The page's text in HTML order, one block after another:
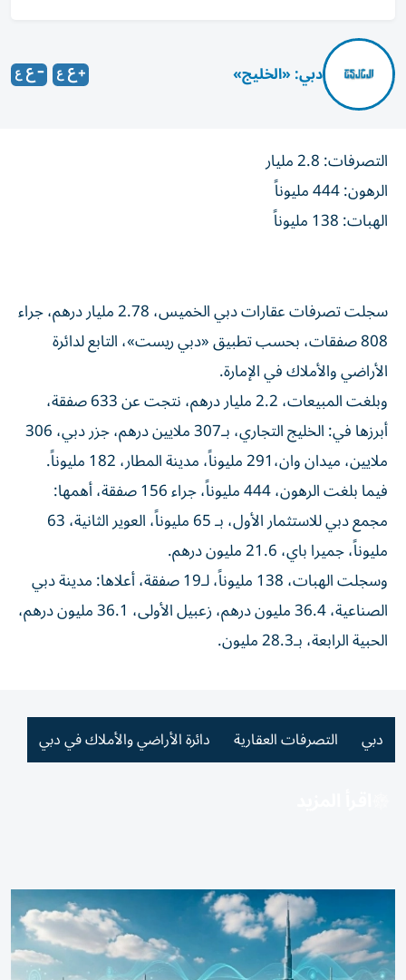
دبي: «الخليج»
التصرفات: 2.8 مليار
الرهون: 444 مليوناً
الهبات: 138 مليوناً
سجلت تصرفات عقارات دبي الخميس، 2.78 مليار درهم، جراء
808 صفقات، بحسب تطبيق «دبي ريست»، التابع لدائرة
الأراضي والأملاك في الإمارة.
وبلغت المبيعات، 2.2 مليار درهم، نتجت عن 633 صفقة،
أبرزها في: الخليج التجاري، بـ307 ملايين درهم، جزر دبي، 306
ملايين، ميدان وان،291 مليوناً، مدينة المطار، 182 مليوناً.
فيما بلغت الرهون، 444 مليوناً، جراء 156 صفقة، أهمها:
مجمع دبي للاستثمار الأول، بـ 65 مليوناً، العوير الثانية، 63
مليوناً، جميرا باي، 21.6 مليون درهم.
وسجلت الهبات، 138 مليوناً، لـ19 صفقة، أعلاها: مدينة دبي
الصناعية، 36.4 مليون درهم، زعبيل الأولى، 36.1 مليون درهم،
الحبية الرابعة، بـ28.3 مليون.
دبي التصرفات العقارية دائرة الأراضي والأملاك في دبي